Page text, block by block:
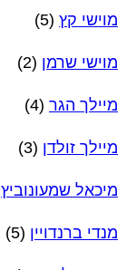
מוישי קץ (5)
מוישי שרמן (2)
מיילך הגר (4)
מיילך זולדן (3)
מיכאל שמעונוביץ
מנדי ברנדויין (5)